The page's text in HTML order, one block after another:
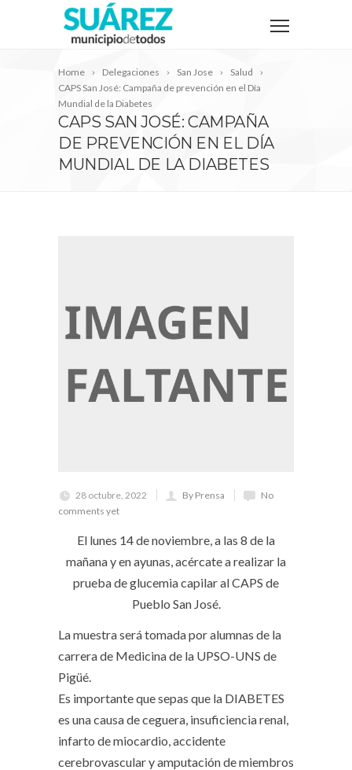
Home Delegaciones San Jose
Salud
CAPS San José: Campaña de prevención en el Día
Mundial de la Diabetes
CAPS SAN JOSÉ: CAMPAÑA
DE PREVENCIÓN EN EL DÍA
MUNDIAL DE LA DIABETES
28 octubre, 2022 By Prensa
No
comments yet
El lunes 14 de noviembre, a las 8 de la
mañana y en ayunas, acércate a realizar la
prueba de glucemia capilar al CAPS de
Pueblo San José.
La muestra será tomada por alumnas de la
carrera de Medicina de la UPSO-UNS de
Pigüé.
Es importante que sepas que la DIABETES
es una causa de ceguera, insuficiencia renal,
infarto de miocardio, accidente
cerebrovascular y amputación de miembros